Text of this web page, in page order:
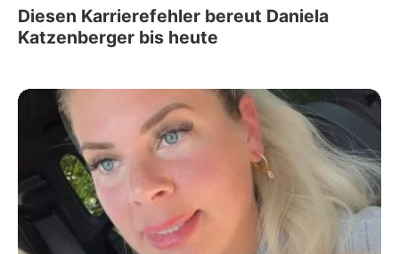
Diesen Karrierefehler bereut Daniela
Katzenberger bis heute